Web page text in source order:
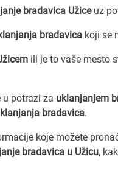
bradavica Užiceuz
bradavica koji se
ili je to vaše mesto
u potrazi za uklanjanjem
bradavica.
koje možete
bradavica u Užicu,